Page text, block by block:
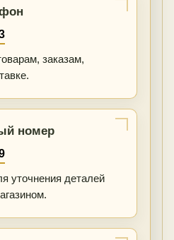
заказам,
номер
уточнения деталей